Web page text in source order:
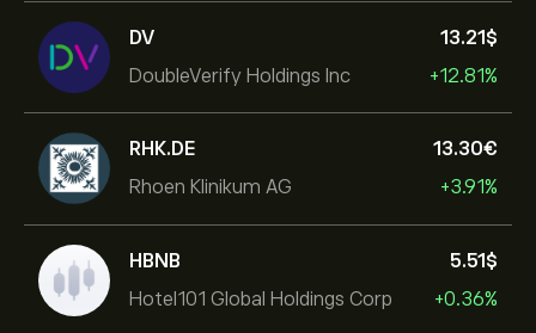
DV
DoubleVerify Holdings Inc
13.21‎$‎
+12.81%
RHK.DE
Rhoen Klinikum AG
13.30‎€‎
+3.91%
HBNB
Hotel101 Global Holdings Corp
5.51‎$‎
+0.36%